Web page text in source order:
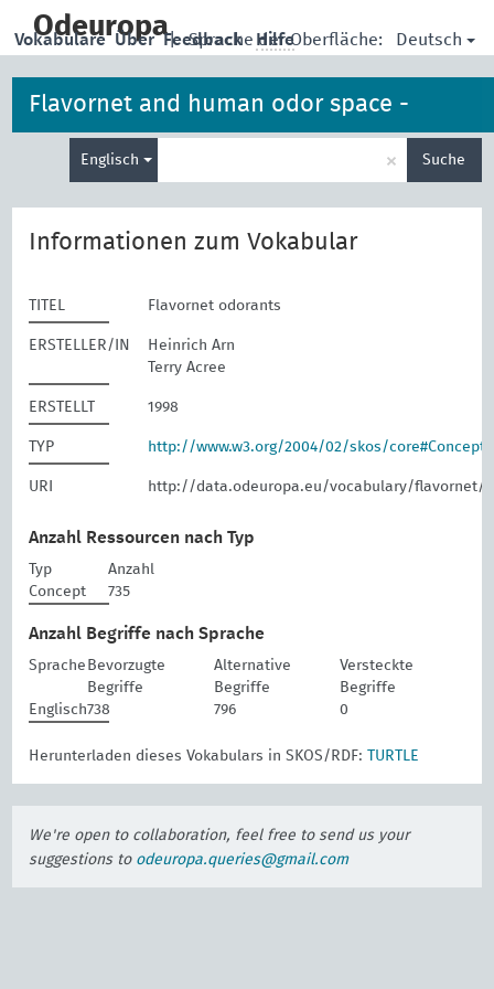
main
Odeuropa| Sprache der Oberfläche: Deutsch
Vokabulare Über Feedback Hilfe
Flavornet and human odor space -
odorants
Englisch × Suche
Informationen zum Vokabular
TITEL Flavornet odorants
ERSTELLER/IN
Heinrich Arn
Terry Acree
ERSTELLT 1998
TYP http://www.w3.org/2004/02/skos/
URI http://data.odeuropa.eu/vocabulary/flavornet/
Anzahl Ressourcen nach Typ
Typ
Anzahl
Concept
735
Anzahl Begriffe nach Sprache
Sprache Bevorzugte
Begriffe
Alternative
Begriffe
Versteckte
Begriffe
Englisch738 796 0
Herunterladen dieses Vokabulars in SKOS/RDF: TURTLE
We're open to collaboration, feel free to send us your
suggestions to odeuropa.queries@gmail.com